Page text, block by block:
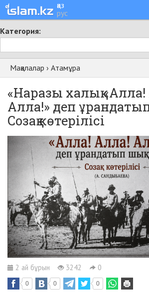
қаз
рус
Категория:
Мақалалар › Атамұра
«Наразы халық
Алла!» деп
Созақ көтерілісі
2 ай бұрын 3242 0
0 0 0